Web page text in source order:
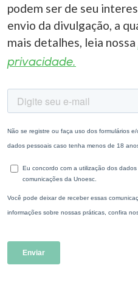
podem ser de seu
envio da divulgação, a
mais detalhes, leia nossa
privacidade.